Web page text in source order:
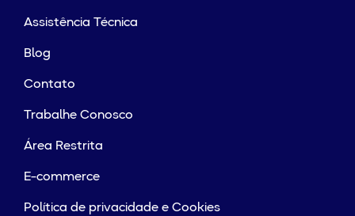
Assistência Técnica
Blog
Contato
Trabalhe Conosco
Área Restrita
E-commerce
Política de privacidade e Cookies